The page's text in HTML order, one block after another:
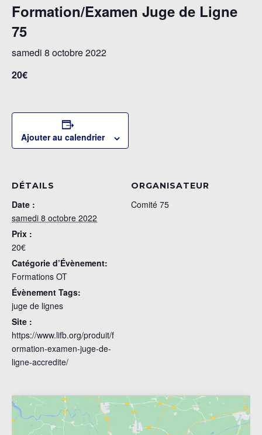
Formation/Examen Juge de Ligne
75
samedi 8 octobre 2022
20€
Ajouter au calendrier
DÉTAILS
Date :
samedi 8 octobre 2022
Prix :
20€
Catégorie d’Évènement:
Formations OT
Évènement Tags:
juge de lignes
Site :
https://www.lifb.org/produit/f
ormation-examen-juge-de-
ligne-accredite/
ORGANISATEUR
Comité 75